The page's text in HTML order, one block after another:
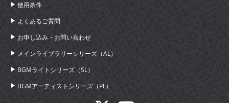
使用条件
よくあるご質問
お申し込み・お問い合わせ
メインライブラリーシリーズ（AL）
BGMライトシリーズ（SL）
BGMアーティストシリーズ（PL）